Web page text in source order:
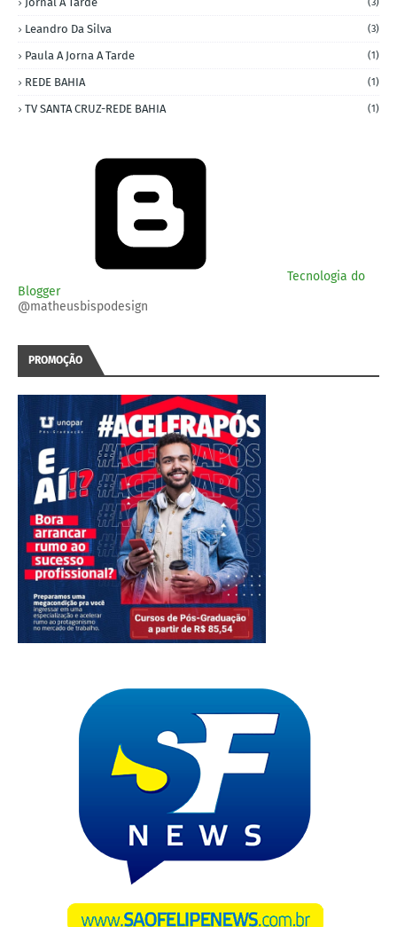
(3)
Leandro Da Silva (3)
Paula A Jorna A Tarde (1)
REDE BAHIA (1)
TV SANTA CRUZ-REDE BAHIA (1)
Tecnologia do
Blogger
@matheusbispodesign
PROMOÇÃO